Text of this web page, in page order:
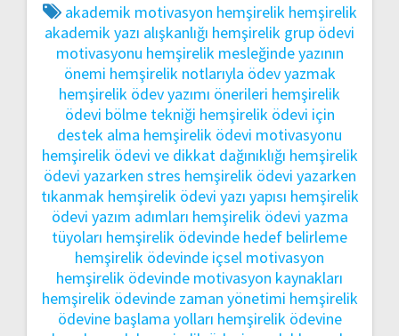
akademik motivasyon hemşirelik hemşirelik
akademik yazı alışkanlığı hemşirelik grup ödevi
motivasyonu hemşirelik mesleğinde yazının
önemi hemşirelik notlarıyla ödev yazmak
hemşirelik ödev yazımı önerileri hemşirelik
ödevi bölme tekniği hemşirelik ödevi için
destek alma hemşirelik ödevi motivasyonu
hemşirelik ödevi ve dikkat dağınıklığı hemşirelik
ödevi yazarken stres hemşirelik ödevi yazarken
tıkanmak hemşirelik ödevi yazı yapısı hemşirelik
ödevi yazım adımları hemşirelik ödevi yazma
tüyoları hemşirelik ödevinde hedef belirleme
hemşirelik ödevinde içsel motivasyon
hemşirelik ödevinde motivasyon kaynakları
hemşirelik ödevinde zaman yönetimi hemşirelik
ödevine başlama yolları hemşirelik ödevine